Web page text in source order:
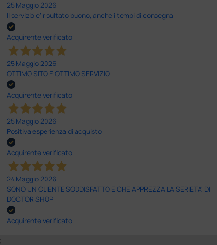
25 Maggio 2026
Il servizio e’ risultato buono, anche i tempi di consegna
Acquirente verificato
25 Maggio 2026
OTTIMO SITO E OTTIMO SERVIZIO
Acquirente verificato
25 Maggio 2026
Positiva esperienza di acquisto
Acquirente verificato
24 Maggio 2026
SONO UN CLIENTE SODDISFATTO E CHE APPREZZA LA SERIETA' DI
DOCTOR SHOP
Acquirente verificato
;